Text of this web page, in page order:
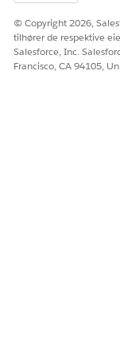
© Copyright 2026,
tilhører de respektive
Salesforce, Inc.
Francisco, CA 94105,